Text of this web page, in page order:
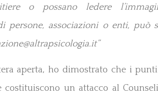
o possano ledere
persone, associazioni o enti, può
aperta, ho dimostrato che i
costituiscono un attacco al